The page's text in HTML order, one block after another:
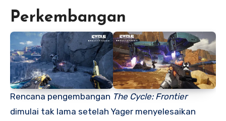
Perkembangan
Rencana pengembangan The Cycle: Frontier
dimulai tak lama setelah Yager menyelesaikan